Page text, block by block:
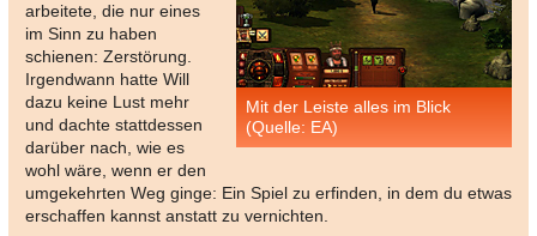
Mit der Leiste alles im Blick
(Quelle: EA)
arbeitete, die nur eines
im Sinn zu haben
schienen: Zerstörung.
Irgendwann hatte Will
dazu keine Lust mehr
und dachte stattdessen
darüber nach, wie es
wohl wäre, wenn er den
umgekehrten Weg ginge: Ein Spiel zu erfinden, in dem du etwas
erschaffen kannst anstatt zu vernichten.